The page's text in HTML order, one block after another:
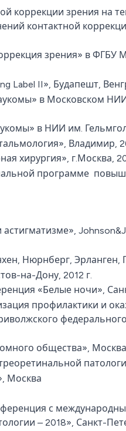
коррекции зрения на
контактной
зрения» в
Label II», Будапешт,
в Московском
в НИИ им.
Владимир,
хирургия», г.Москва,
программе
Нюрнберг, Эрланген,
на-Дону, 2012 г.
«Белые ночи»,
профилактики и
общества»,
Москва
с
– 2018», Санкт-